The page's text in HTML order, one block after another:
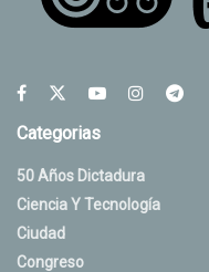
Categorias
50 Años Dictadura
Ciencia Y Tecnología
Ciudad
Congreso